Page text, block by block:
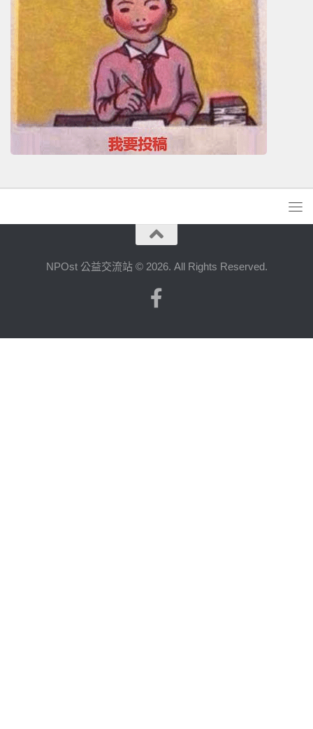
NPOst 公益交流站 © 2026. All Rights Reserved.